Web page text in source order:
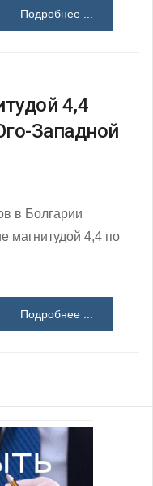
Подробнее ...
4,4
Западной
в Болгарии
магнитудой 4,4 по
Подробнее ...